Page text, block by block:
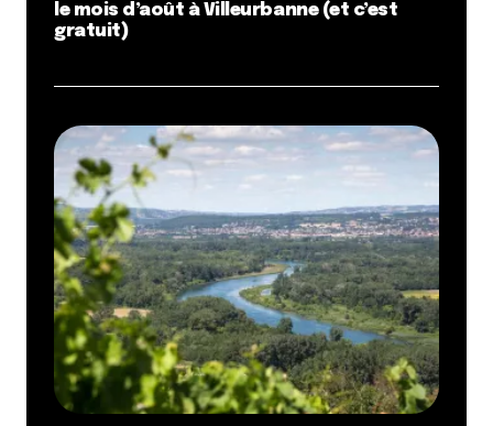
le mois d’août à Villeurbanne (et c’est
gratuit)